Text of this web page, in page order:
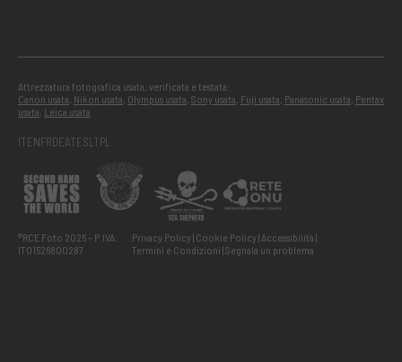
Attrezzatura fotografica usata, verificata e testata:
Canon usata, Nikon usata, Olympus usata, Sony usata, Fuji usata, Panasonic usata, Pentax
usata, Leica usata
ITENFRDEATESLTPL
®RCE Foto 2026 – P.IVA:
IT01526800287
Privacy Policy Cookie Policy Accessibilità
Termini e Condizioni Segnala un problema